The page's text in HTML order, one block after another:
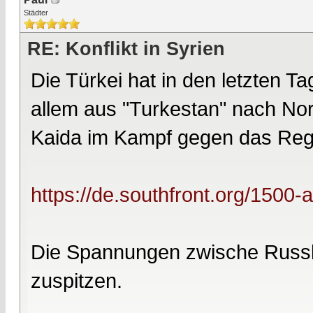
Städter
RE: Konflikt in Syrien
Die Türkei hat in den letzten
allem aus "Turkestan" nach
Kaida im Kampf gegen das
https://de.southfront.org/1500-
Die Spannungen zwische
zuspitzen.